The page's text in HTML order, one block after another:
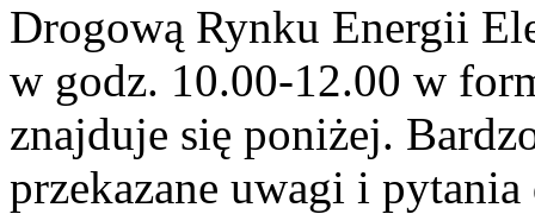
Drogową Rynku Energii
w godz. 10.00-12.00 w
znajduje się poniżej.
przekazane uwagi i